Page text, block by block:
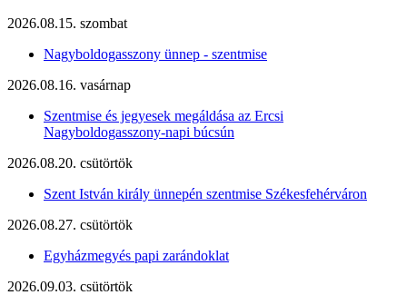
2026.08.15. szombat
Nagyboldogasszony ünnep - szentmise
2026.08.16. vasárnap
Szentmise és jegyesek megáldása az Ercsi
Nagyboldogasszony-napi búcsún
2026.08.20. csütörtök
Szent István király ünnepén szentmise Székesfehérváron
2026.08.27. csütörtök
Egyházmegyés papi zarándoklat
2026.09.03. csütörtök